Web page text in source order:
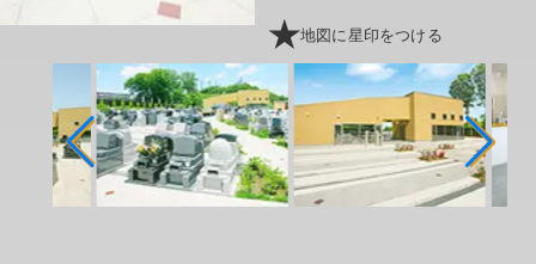
地図に星印をつける